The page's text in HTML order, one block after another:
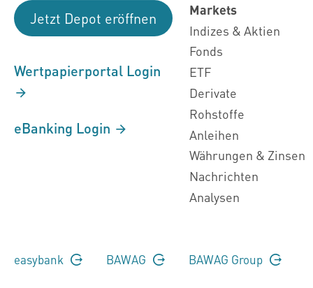
Jetzt Depot eröffnen
Wertpapierportal Login
eBanking Login
Markets
Indizes & Aktien
Fonds
ETF
Derivate
Rohstoffe
Anleihen
Währungen & Zinsen
Nachrichten
Analysen
easybank BAWAG BAWAG Group